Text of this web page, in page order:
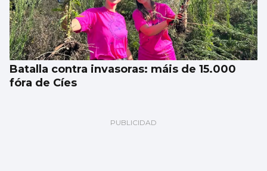
Batalla contra invasoras: máis de 15.000
fóra de Cíes